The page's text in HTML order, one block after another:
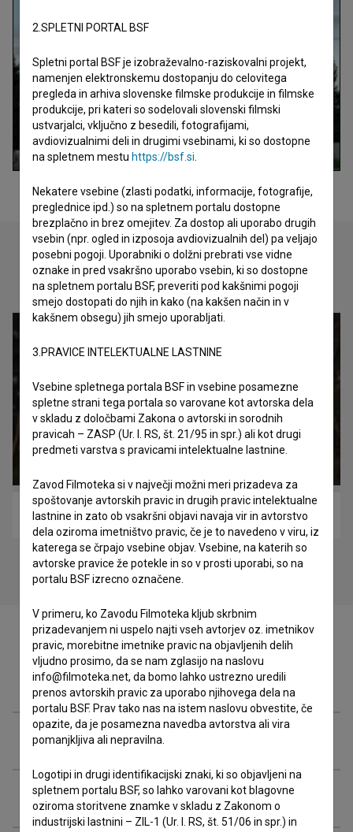
Oglejte si
Kaj, kdaj, zakaj? (2022)
Zasedba
Ekipa
Organizacije
2.SPLETNI PORTAL BSF
Spletni portal BSF je izobraževalno-raziskovalni projekt,
namenjen elektronskemu dostopanju do celovitega
pregleda in arhiva slovenske filmske produkcije in filmske
produkcije, pri kateri so sodelovali slovenski filmski
ustvarjalci, vključno z besedili, fotografijami,
avdiovizualnimi deli in drugimi vsebinami, ki so dostopne
na spletnem mestu https://bsf.si
Nekatere vsebine (zlasti podatki, informacije, fotografije,
preglednice ipd.) so na spletnem portalu dostopne
brezplačno in brez omejitev. Za dostop ali uporabo drugih
vsebin (npr. ogled in izposoja avdiovizualnih del) pa veljajo
posebni pogoji. Uporabniki o dolžni prebrati vse vidne
oznake in pred vsakršno uporabo vsebin, ki so dostopne
na spletnem portalu BSF, preveriti pod kakšnimi pogoji
smejo dostopati do njih in kako (na kakšen način in v
kakšnem obsegu) jih smejo uporabljati.
3.PRAVICE INTELEKTUALNE LASTNINE
Vsebine spletnega portala BSF in vsebine posamezne
spletne strani tega portala so varovane kot avtorska dela
v skladu z določbami Zakona o avtorski in sorodnih
pravicah – ZASP (Ur. l. RS, št. 21/95 in spr.) ali kot drugi
predmeti varstva s pravicami intelektualne lastnine.
Zavod Filmoteka si v največji možni meri prizadeva za
spoštovanje avtorskih pravic in drugih pravic intelektualne
lastnine in zato ob vsakršni objavi navaja vir in avtorstvo
dela oziroma imetništvo pravic, če je to navedeno v viru, iz
katerega se črpajo vsebine objav. Vsebine, na katerih so
avtorske pravice že potekle in so v prosti uporabi, so na
portalu BSF izrecno označene.
V primeru, ko Zavodu Filmoteka kljub skrbnim
prizadevanjem ni uspelo najti vseh avtorjev oz. imetnikov
pravic, morebitne imetnike pravic na objavljenih delih
vljudno prosimo, da se nam zglasijo na naslovu
info@filmoteka.net, da bomo lahko ustrezno uredili
prenos avtorskih pravic za uporabo njihovega dela na
portalu BSF. Prav tako nas na istem naslovu obvestite, če
opazite, da je posamezna navedba avtorstva ali vira
pomanjkljiva ali nepravilna.
Logotipi in drugi identifikacijski znaki, ki so objavljeni na
spletnem portalu BSF, so lahko varovani kot blagovne
oziroma storitvene znamke v skladu z Zakonom o
industrijski lastnini – ZIL-1 (Ur. l. RS, št. 51/06 in spr.) in